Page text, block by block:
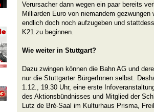
Verursacher dann wegen ein paar bereits
Milliarden Euro von niemandem gezwungen
endlich doch noch aufzugeben und
K21 zu beginnen.
Wie weiter in Stuttgart?
Dazu zwingen können die Bahn AG und
nur die Stuttgarter BürgerInnen selbst.
1.12., 19.30 Uhr, eine erste
des Aktionsbündnisses und Mitglied der
Lutz de Bré-Saal im Kulturhaus Prisma,